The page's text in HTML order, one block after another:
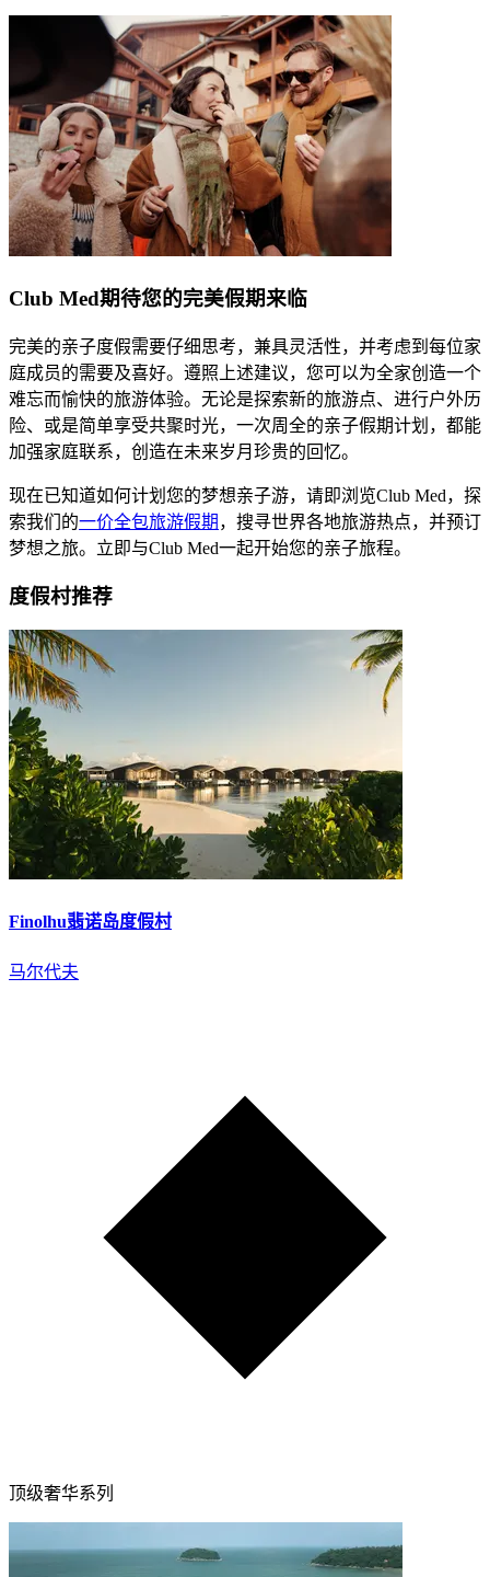
Club Med期待您的完美假期来临​
​​完美的亲子度假需要仔细思考，兼具灵活性，并考虑到每位家
庭成员的需要及喜好。遵照上述建议，您可以为全家创造一个
难忘而愉快的旅游体验。无论是探索新的旅游点、进行户外历
险、或是简单享受共聚时光，一次周全的亲子假期计划，都能
加强家庭联系，创造在未来岁月珍贵的回忆。​
​​现在已知道如何计划您的梦想亲子游，请即浏览Club Med，探
索我们的​一价全包旅游假期 ​，搜寻世界各地旅游热点，并预订
梦想之旅。立即与Club Med一起开始您的亲子旅程。​
度假村推荐
Finolhu翡诺岛度假村
马尔代夫
顶级奢华系列